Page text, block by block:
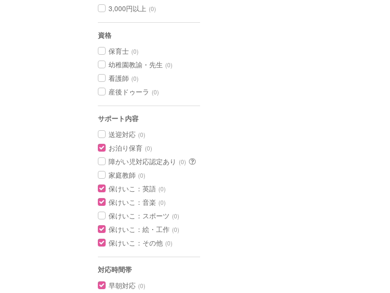
3,000円以上 (0)
資格
保育士 (0)
幼稚園教諭・先生 (0)
看護師 (0)
産後ドゥーラ (0)
サポート内容
送迎対応 (0)
お泊り保育 (0)
障がい児対応認定あり (0)
家庭教師 (0)
保けいこ：英語 (0)
保けいこ：音楽 (0)
保けいこ：スポーツ (0)
保けいこ：絵・工作 (0)
保けいこ：その他 (0)
対応時間帯
早朝対応 (0)